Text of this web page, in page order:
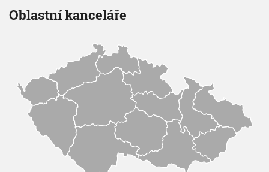
I
G
íOblastní kanceláře